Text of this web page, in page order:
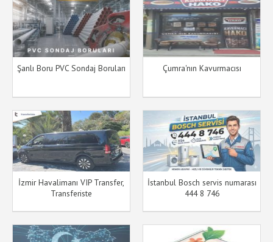
Şanlı Boru PVC Sondaj Boruları Çumra'nın Kavurmacısı
İzmir Havalimanı VIP Transfer,
Transferiste
İstanbul Bosch servis numarası
444 8 746